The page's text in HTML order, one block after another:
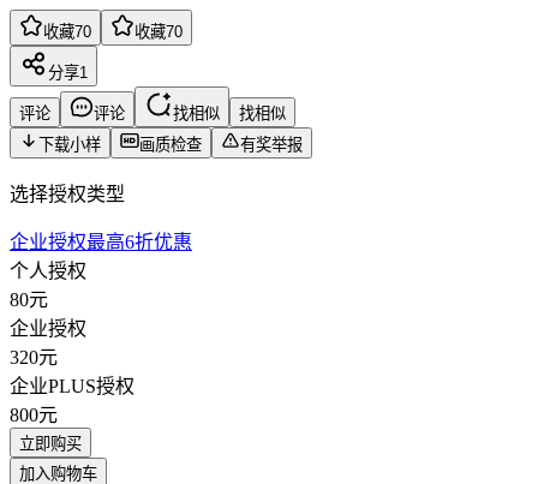
收藏70 收藏70
分享1
评论 评论 找相似
找相似
下载小样
画质检查 有奖举报
选择授权类型
企业授权最高6折优惠
个人授权
80元
企业授权
320元
企业PLUS授权
800元
立即购买
加入购物车